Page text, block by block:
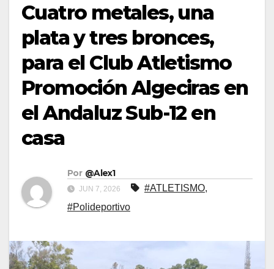
Cuatro metales, una
plata y tres bronces,
para el Club Atletismo
Promoción Algeciras en
el Andaluz Sub-12 en
casa
Por @Alex1
JUN 7, 2026 #ATLETISMO,
#Polideportivo